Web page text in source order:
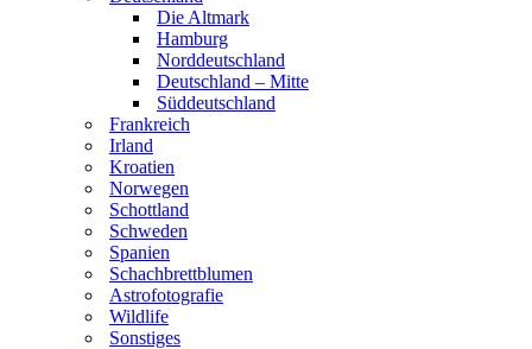
Die Altmark
Hamburg
Norddeutschland
Deutschland – Mitte
Süddeutschland
Frankreich
Irland
Kroatien
Norwegen
Schottland
Schweden
Spanien
Schachbrettblumen
Astrofotografie
Wildlife
Sonstiges